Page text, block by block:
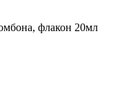
флакон 20мл